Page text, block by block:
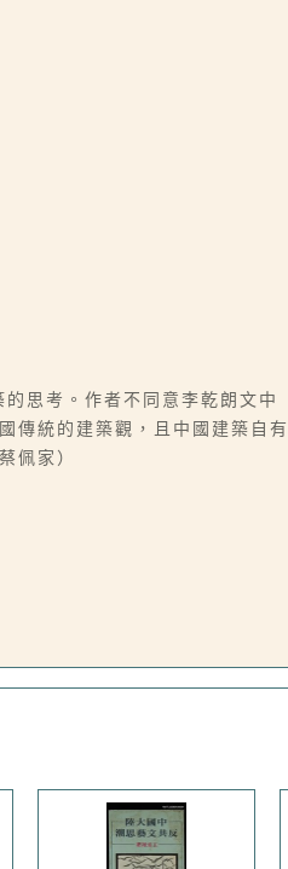
思考。作者不同意李乾朗文
傳統的建築觀，且中國建築自
佩家）